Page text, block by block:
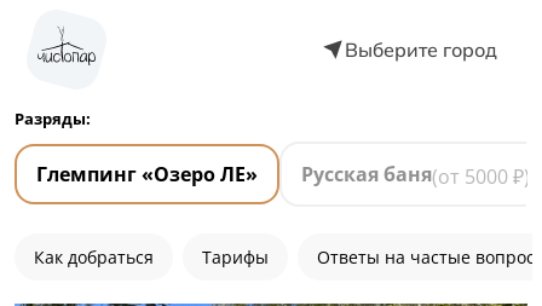
Выберите город
Разряды:
Глемпинг «Озеро ЛЕ» Русская баня(от 5000 ₽)
Как добраться Тарифы Ответы на частые